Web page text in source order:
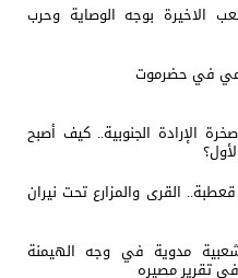
الاخيرة بوجه الوصاية وحرب
في حضرموت
الإرادة الجنوبية.. كيف أصبح
القرى والمزارع تحت نيران
مدوية في وجه الهيمنة
تقرير مصيره